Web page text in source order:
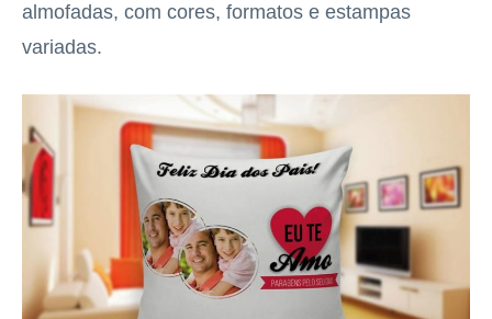
almofadas, com cores, formatos e estampas
variadas.